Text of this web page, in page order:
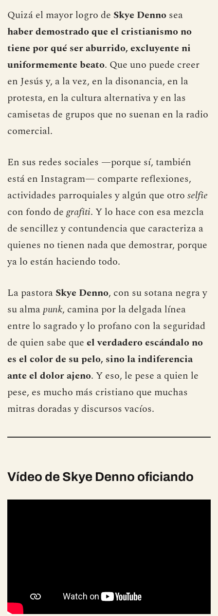
Quizá el mayor logro de Skye Denno sea
haber demostrado que el cristianismo no
tiene por qué ser aburrido, excluyente ni
uniformemente beato. Que uno puede creer
en Jesús y, a la vez, en la disonancia, en la
protesta, en la cultura alternativa y en las
camisetas de grupos que no suenan en la radio
comercial.
En sus redes sociales —porque sí, también
está en Instagram— comparte reflexiones,
actividades parroquiales y algún que otro selfie
con fondo degrafiti. Y lo hace con esa mezcla
de sencillez y contundencia que caracteriza a
quienes no tienen nada que demostrar, porque
ya lo están haciendo todo.
La pastora Skye Denno, con su sotana negra y
su almapunk, camina por la delgada línea
entre lo sagrado y lo profano con la seguridad
de quien sabe que el verdadero escándalo no
es el color de su pelo, sino la indiferencia
ante el dolor ajeno. Y eso, le pese a quien le
pese, es mucho más cristiano que muchas
mitras doradas y discursos vacíos.
Vídeo de Skye Denno oficiando